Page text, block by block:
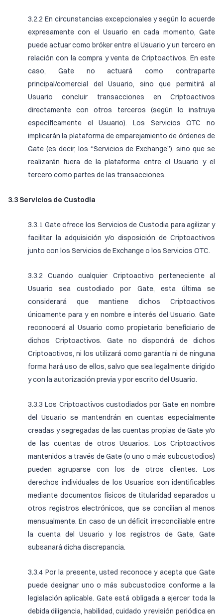
3.2.2 En circunstancias excepcionales y según lo acuerde
expresamente con el Usuario en cada momento, Gate
puede actuar como bróker entre el Usuario y un tercero en
relación con la compra y venta de Criptoactivos. En este
caso, Gate no actuará como contraparte
principal/comercial del Usuario, sino que permitirá al
Usuario concluir transacciones en Criptoactivos
directamente con otros terceros (según lo instruya
específicamente el Usuario). Los Servicios OTC no
implicarán la plataforma de emparejamiento de órdenes de
Gate (es decir, los “Servicios de Exchange”), sino que se
realizarán fuera de la plataforma entre el Usuario y el
tercero como partes de las transacciones.
3.3 Servicios de Custodia
3.3.1 Gate ofrece los Servicios de Custodia para agilizar y
facilitar la adquisición y/o disposición de Criptoactivos
junto con los Servicios de Exchange o los Servicios OTC.
3.3.2 Cuando cualquier Criptoactivo perteneciente al
Usuario sea custodiado por Gate, esta última se
considerará que mantiene dichos Criptoactivos
únicamente para y en nombre e interés del Usuario. Gate
reconocerá al Usuario como propietario beneficiario de
dichos Criptoactivos. Gate no dispondrá de dichos
Criptoactivos, ni los utilizará como garantía ni de ninguna
forma hará uso de ellos, salvo que sea legalmente dirigido
y con la autorización previa y por escrito del Usuario.
3.3.3 Los Criptoactivos custodiados por Gate en nombre
del Usuario se mantendrán en cuentas especialmente
creadas y segregadas de las cuentas propias de Gate y/o
de las cuentas de otros Usuarios. Los Criptoactivos
mantenidos a través de Gate (o uno o más subcustodios)
pueden agruparse con los de otros clientes. Los
derechos individuales de los Usuarios son identificables
mediante documentos físicos de titularidad separados u
otros registros electrónicos, que se concilian al menos
mensualmente. En caso de un déficit irreconciliable entre
la cuenta del Usuario y los registros de Gate, Gate
subsanará dicha discrepancia.
3.3.4 Por la presente, usted reconoce y acepta que Gate
puede designar uno o más subcustodios conforme a la
legislación aplicable. Gate está obligada a ejercer toda la
debida diligencia, habilidad, cuidado y revisión periódica en